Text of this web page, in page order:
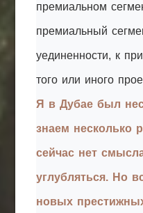
премиальном
премиальный
уединенности, к
того или иного
Я в Дубае был
знаем несколько
сейчас нет
углубляться. Но
новых